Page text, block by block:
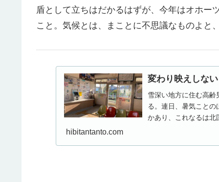
盾として立ちはだかるはずが、今年はオホー
こと。気候とは、まことに不思議なものよと
変わり映えしな
雪深い地方に住む高
る。連日、暑気こと
かあり、これなるは北
hibitantanto.com